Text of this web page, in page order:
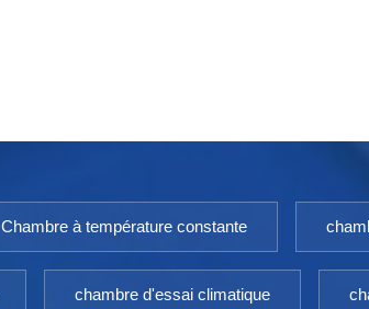
Chambre à température constante
chambre d'essai climatique